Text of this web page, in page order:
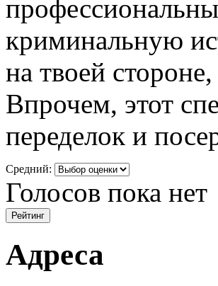
криминальную
на твоей
Впрочем, этот
переделок и
Средний:
Голосов пока нет
Адреса